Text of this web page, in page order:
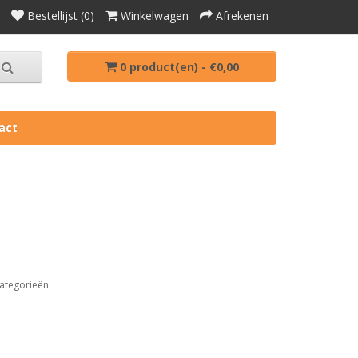
Bestellijst (0) Winkelwagen Afrekenen
0 product(en) - €0,00